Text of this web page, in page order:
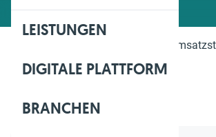
LEISTUNGEN
DIGITALE PLATTFORM
BRANCHEN